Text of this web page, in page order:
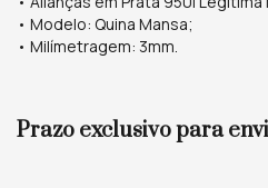
• Modelo: Quina Mansa;
• Milímetragem: 3mm.
Prazo exclusivo para